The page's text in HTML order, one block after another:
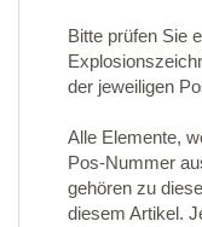
Bitte prüfen Sie
der jeweiligen
Alle Elemente,
Pos-Nummer
gehören zu
diesem Artikel.